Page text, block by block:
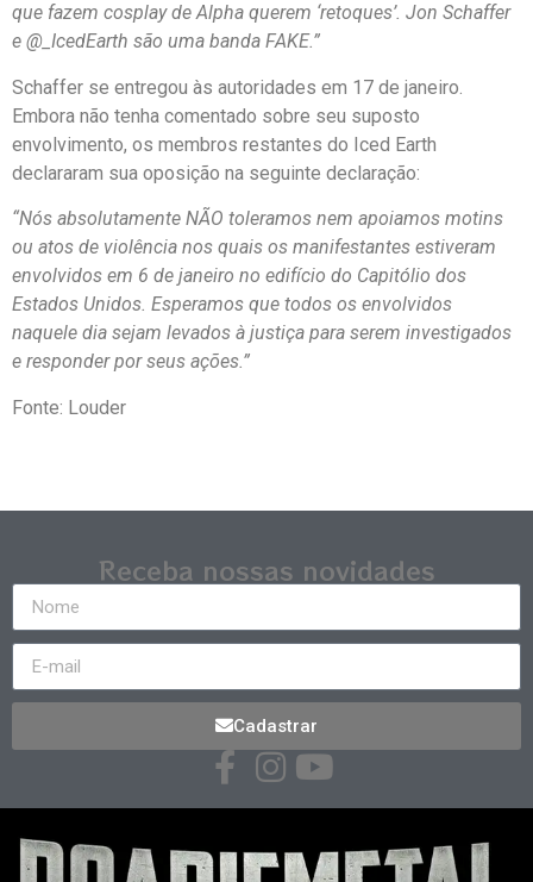
que fazem cosplay de Alpha querem ‘retoques’. Jon Schaffer
e @_IcedEarth são uma banda FAKE.”
Schaffer se entregou às autoridades em 17 de janeiro.
Embora não tenha comentado sobre seu suposto
envolvimento, os membros restantes do Iced Earth
declararam sua oposição na seguinte declaração:
“Nós absolutamente NÃO toleramos nem apoiamos motins
ou atos de violência nos quais os manifestantes estiveram
envolvidos em 6 de janeiro no edifício do Capitólio dos
Estados Unidos. Esperamos que todos os envolvidos
naquele dia sejam levados à justiça para serem investigados
e responder por seus ações.”
Fonte: Louder
Receba nossas novidades
Cadastrar